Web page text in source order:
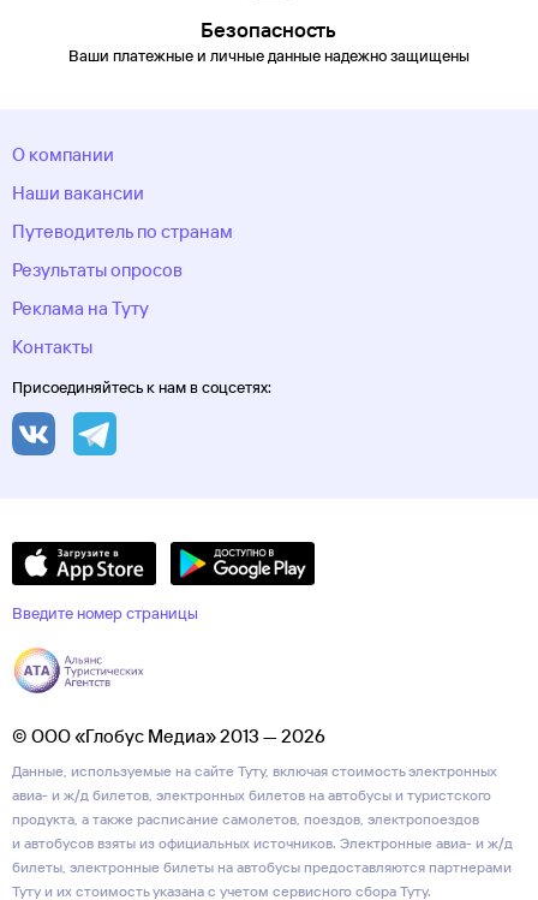
Безопасность
Ваши платежные и личные данные надежно защищены
О компании
Наши вакансии
Путеводитель по странам
Результаты опросов
Реклама на Туту
Контакты
Присоединяйтесь к нам в соцсетях:
Введите номер страницы
© ООО «Глобус Медиа» 2013 — 2026
Данные, используемые на сайте Туту, включая стоимость электронных
авиа- и ж/д билетов, электронных билетов на автобусы и туристского
продукта, а также расписание самолетов, поездов, электропоездов
и автобусов взяты из официальных источников. Электронные авиа- и ж/д
билеты, электронные билеты на автобусы предоставляются партнерами
Туту и их стоимость указана с учетом сервисного сбора Туту.